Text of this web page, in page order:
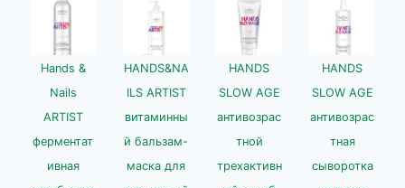
Hands &
Nails
ARTIST
ферментат
ивная
HANDS&NA
ILS ARTIST
витаминны
й бальзам-
маска для
HANDS
SLOW AGE
антивозрас
тной
трехактивн
HANDS
SLOW AGE
антивозрас
тная
сыворотка